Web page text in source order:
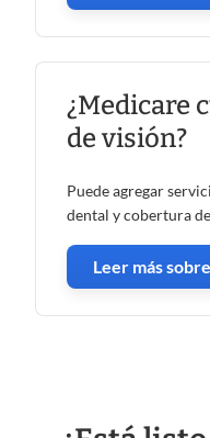
¿Medicare
de visión?
Puede agregar
dental y cobertura
Leer más